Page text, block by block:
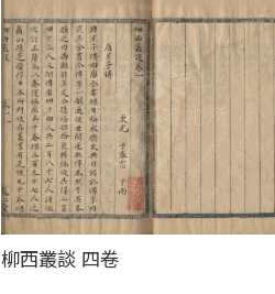
柳西叢談 四卷